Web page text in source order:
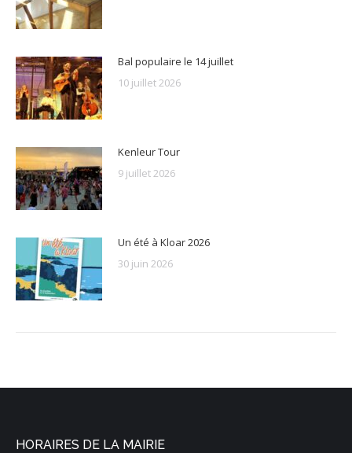
Bal populaire le 14 juillet
10 juillet 2026
Kenleur Tour
9 juillet 2026
Un été à Kloar 2026
30 juin 2026
HORAIRES DE LA MAIRIE